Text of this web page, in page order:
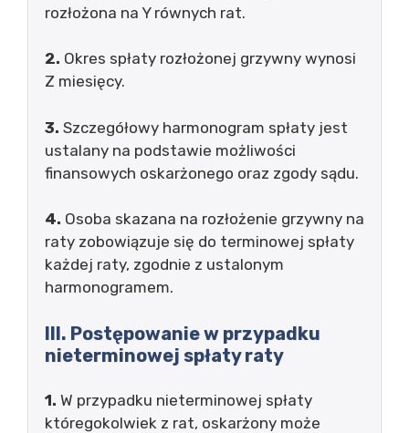
rozłożona na Y równych rat.
2. Okres spłaty rozłożonej grzywny wynosi
Z miesięcy.
3. Szczegółowy harmonogram spłaty jest
ustalany na podstawie możliwości
finansowych oskarżonego oraz zgody sądu.
4. Osoba skazana na rozłożenie grzywny na
raty zobowiązuje się do terminowej spłaty
każdej raty, zgodnie z ustalonym
harmonogramem.
III. Postępowanie w przypadku
nieterminowej spłaty raty
1. W przypadku nieterminowej spłaty
któregokolwiek z rat, oskarżony może